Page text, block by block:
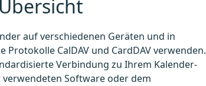
auf verschiedenen Geräten und in
CalDAV und CardDAV verwenden.
Verbindung zu Ihrem Kalender-
Software oder dem